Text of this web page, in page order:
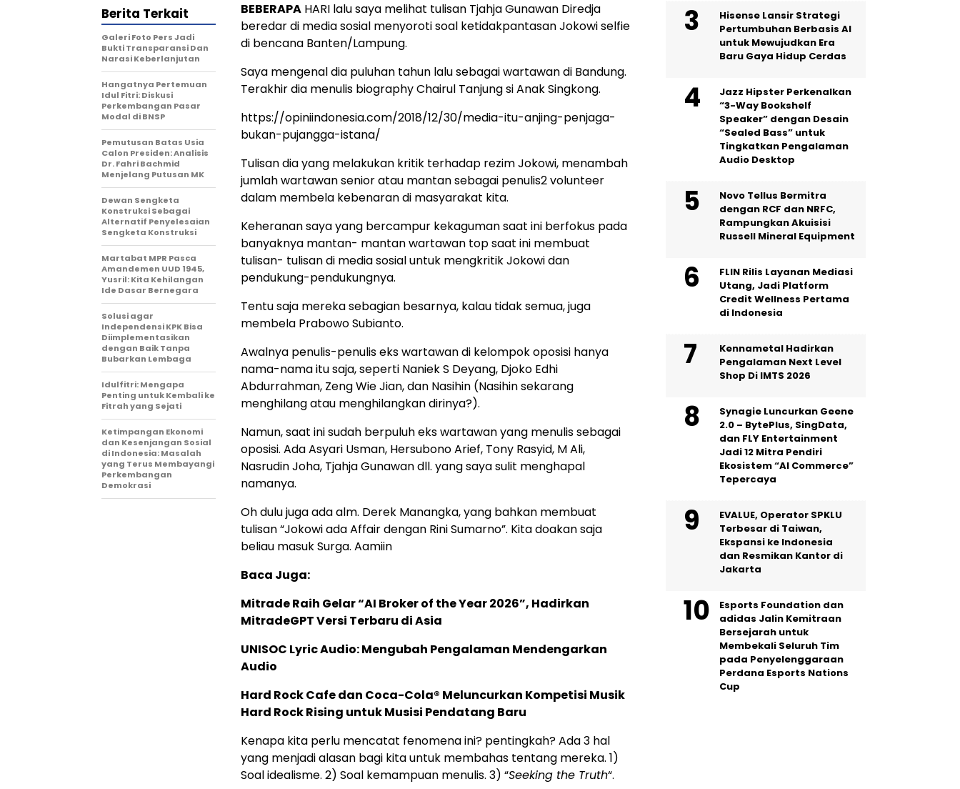
BEBERAPA HARI lalu saya melihat tulisan Tjahja Gunawan Diredja
beredar di media sosial menyoroti soal ketidakpantasan Jokowi selfie
di bencana Banten/Lampung.
Saya mengenal dia puluhan tahun lalu sebagai wartawan di Bandung.
Terakhir dia menulis biography Chairul Tanjung si Anak Singkong.
https://opiniindonesia.com/2018/12/30/media-itu-anjing-penjaga-
bukan-pujangga-istana/
Tulisan dia yang melakukan kritik terhadap rezim Jokowi, menambah
jumlah wartawan senior atau mantan sebagai penulis2 volunteer
dalam membela kebenaran di masyarakat kita.
Keheranan saya yang bercampur kekaguman saat ini berfokus pada
banyaknya mantan- mantan wartawan top saat ini membuat
tulisan- tulisan di media sosial untuk mengkritik Jokowi dan
pendukung-pendukungnya.
Tentu saja mereka sebagian besarnya, kalau tidak semua, juga
membela Prabowo Subianto.
Awalnya penulis-penulis eks wartawan di kelompok oposisi hanya
nama-nama itu saja, seperti Naniek S Deyang, Djoko Edhi
Abdurrahman, Zeng Wie Jian, dan Nasihin (Nasihin sekarang
menghilang atau menghilangkan dirinya?).
Namun, saat ini sudah berpuluh eks wartawan yang menulis sebagai
oposisi. Ada Asyari Usman, Hersubono Arief, Tony Rasyid, M Ali,
Nasrudin Joha, Tjahja Gunawan dll. yang saya sulit menghapal
namanya.
Oh dulu juga ada alm. Derek Manangka, yang bahkan membuat
tulisan “Jokowi ada Affair dengan Rini Sumarno”. Kita doakan saja
beliau masuk Surga. Aamiin
Baca Juga:
Mitrade Raih Gelar “AI Broker of the Year 2026”, Hadirkan
MitradeGPT Versi Terbaru di Asia
UNISOC Lyric Audio: Mengubah Pengalaman Mendengarkan
Audio
Hard Rock Cafe dan Coca-Cola® Meluncurkan Kompetisi Musik
Hard Rock Rising untuk Musisi Pendatang Baru
Kenapa kita perlu mencatat fenomena ini? pentingkah? Ada 3 hal
yang menjadi alasan bagi kita untuk membahas tentang mereka. 1)
Soal idealisme. 2) Soal kemampuan menulis. 3) “Seeking the Truth“.
Berita Terkait
Galeri Foto Pers Jadi
Bukti Transparansi Dan
Narasi Keberlanjutan
Hangatnya Pertemuan
Idul Fitri: Diskusi
Perkembangan Pasar
Modal di BNSP
Pemutusan Batas Usia
Calon Presiden: Analisis
Dr. Fahri Bachmid
Menjelang Putusan MK
Dewan Sengketa
Konstruksi Sebagai
Alternatif Penyelesaian
Sengketa Konstruksi
Martabat MPR Pasca
Amandemen UUD 1945,
Yusril: Kita Kehilangan
Ide Dasar Bernegara
Solusi agar
Independensi KPK Bisa
Diimplementasikan
dengan Baik Tanpa
Bubarkan Lembaga
Idulfitri: Mengapa
Penting untuk Kembali ke
Fitrah yang Sejati
Ketimpangan Ekonomi
dan Kesenjangan Sosial
di Indonesia: Masalah
yang Terus Membayangi
Perkembangan
Demokrasi
Hisense Lansir Strategi
Pertumbuhan Berbasis AI
untuk Mewujudkan Era
Baru Gaya Hidup Cerdas
Jazz Hipster Perkenalkan
“3-Way Bookshelf
Speaker” dengan Desain
“Sealed Bass” untuk
Tingkatkan Pengalaman
Audio Desktop
Novo Tellus Bermitra
dengan RCF dan NRFC,
Rampungkan Akuisisi
Russell Mineral Equipment
FLIN Rilis Layanan Mediasi
Utang, Jadi Platform
Credit Wellness Pertama
di Indonesia
Kennametal Hadirkan
Pengalaman Next Level
Shop Di IMTS 2026
Synagie Luncurkan Geene
2.0 – BytePlus, SingData,
dan FLY Entertainment
Jadi 12 Mitra Pendiri
Ekosistem “AI Commerce”
Tepercaya
EVALUE, Operator SPKLU
Terbesar di Taiwan,
Ekspansi ke Indonesia
dan Resmikan Kantor di
Jakarta
Esports Foundation dan
adidas Jalin Kemitraan
Bersejarah untuk
Membekali Seluruh Tim
pada Penyelenggaraan
Perdana Esports Nations
Cup